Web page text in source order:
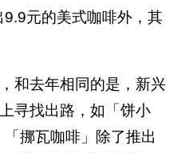
元的美式咖啡外，其
和去年相同的是，新兴
寻找出路，如「饼小
挪瓦咖啡」除了推出